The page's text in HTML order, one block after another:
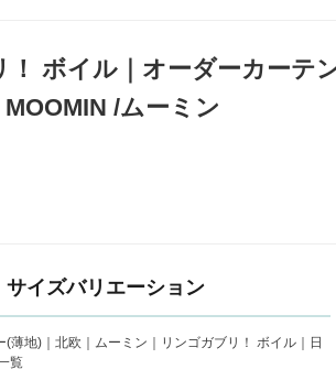
！ ボイル｜オーダーカーテ
/ムーミン
サイズバリエーション
(薄地)｜北欧｜ムーミン｜リンゴガブリ！ ボイル｜日
覧